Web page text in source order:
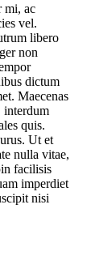
mi, ac
vel.
libero
non
dictum
Maecenas
interdum
quis.
Ut et
nulla vitae,
facilisis
imperdiet
nisi